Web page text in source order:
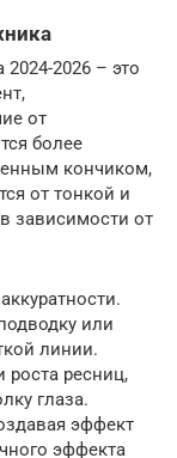
2026 – это
от
более
кончиком,
от тонкой и
зависимости от
или
линии.
ресниц,
глаза.
эффект
эффекта